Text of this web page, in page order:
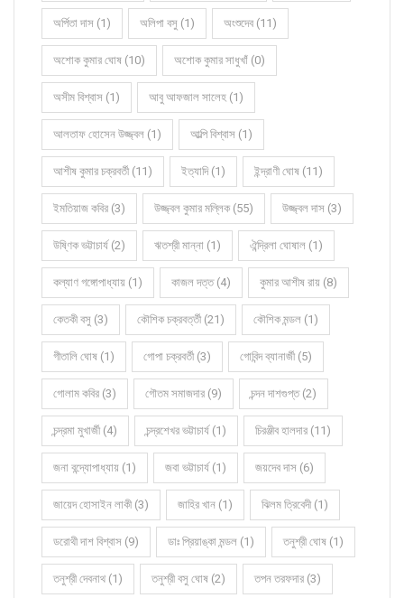
অর্পিতা দাস (1) অলিপা বসু (1) অংশুদেব (11)
অশোক কুমার ঘোষ (10) অশোক কুমার সাধুখাঁ (0)
অসীম বিশ্বাস (1) আবু আফজাল সালেহ (1)
আলতাফ হোসেন উজ্জ্বল (1) আল্পি বিশ্বাস (1)
আশীষ কুমার চক্রবর্তী (11) ইত্যাদি (1) ইন্দ্রাণী ঘোষ (11)
ইমতিয়াজ কবির (3) উজ্জ্বল কুমার মল্লিক (55) উজ্জ্বল দাস (3)
উষ্ণিক ভট্টাচার্য (2) ঋতশ্রী মান্না (1) ঐন্দ্রিলা ঘোষাল (1)
কল্যাণ গঙ্গোপাধ্যায় (1) কাজল দত্ত (4) কুমার আশীষ রায় (8)
কেতকী বসু (3) কৌশিক চক্রবর্ত্তী (21) কৌশিক মন্ডল (1)
গীতালি ঘোষ (1) গোপা চক্রবর্তী (3) গোবিন্দ ব্যানার্জী (5)
গোলাম কবির (3) গৌতম সমাজদার (9) চন্দন দাশগুপ্ত (2)
চন্দ্রমা মুখার্জী (4) চন্দ্রশেখর ভট্টাচার্য (1) চিরঞ্জীব হালদার (11)
জনা বন্দ্যোপাধ্যায় (1) জবা ভট্টাচার্য (1) জয়দেব দাস (6)
জায়েদ হোসাইন লাকী (3) জাহির খান (1) ঝিলম ত্রিবেদী (1)
ডরোথী দাশ বিশ্বাস (9) ডাঃ প্রিয়াঙ্কা মন্ডল (1) তনুশ্রী ঘোষ (1)
তনুশ্রী দেবনাথ (1) তনুশ্রী বসু ঘোষ (2) তপন তরফদার (3)